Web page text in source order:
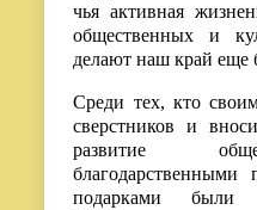
чья активная
общественных и
делают наш край еще
Среди тех, кто
сверстников и
развитие
подарками были